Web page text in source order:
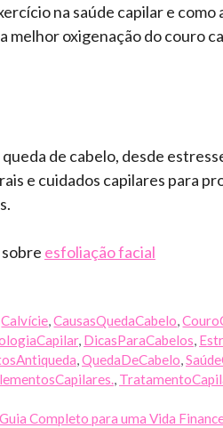
na saúde capilar e
melhor oxigenação do couro
de cabelo, desde
e cuidados capilares para
esfoliação facial
Calvície,CausasQuedaCabelo,
, DicasParaCabelos,
,QuedaDeCabelo,
,
Completo para uma Vida